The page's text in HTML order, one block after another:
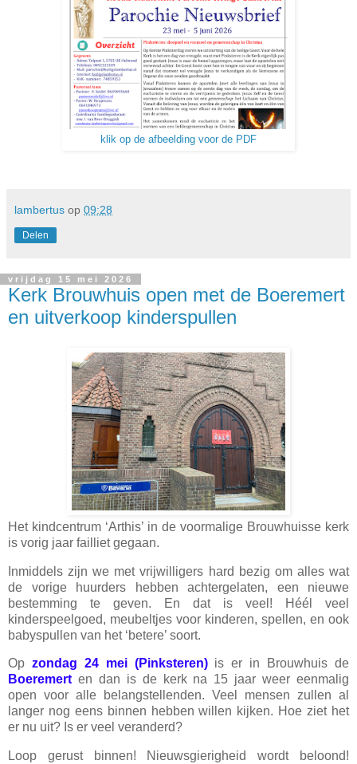
klik op de afbeelding voor de PDF
lambertus op 09:28
Delen
vrijdag 15 mei 2026
Kerk Brouwhuis open met de Boeremert
en uitverkoop kinderspullen
Het kindcentrum ‘Arthis’ in de voormalige Brouwhuisse kerk
is vorig jaar failliet gegaan.
Inmiddels zijn we met vrijwilligers hard bezig om alles wat
de vorige huurders hebben achtergelaten, een nieuwe
bestemming te geven. En dat is veel! Héél veel
kinderspeelgoed, meubeltjes voor kinderen, spellen, en ook
babyspullen van het ‘betere’ soort.
Op zondag 24 mei (Pinksteren) is er in Brouwhuis de
Boeremert en dan is de kerk na 15 jaar weer eenmalig
open voor alle belangstellenden. Veel mensen zullen al
langer nog eens binnen hebben willen kijken. Hoe ziet het
er nu uit? Is er veel veranderd?
Loop gerust binnen! Nieuwsgierigheid wordt beloond!